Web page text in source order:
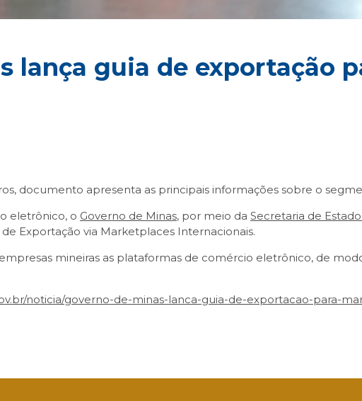
lança guia de exportação
documento apresenta as principais informações sobre o
eletrônico, o Governo de Minas, por meio da Secretaria de
de Exportação via Marketplaces Internacionais.
mineiras as plataformas de comércio eletrônico, de
noticia/governo-de-minas-lanca-guia-de-exportacao-para-